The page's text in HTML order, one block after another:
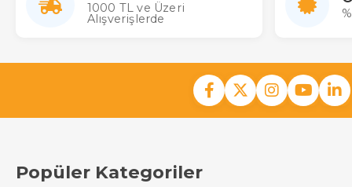
1000 TL ve Üzeri
Alışverişlerde
Popüler Kategoriler